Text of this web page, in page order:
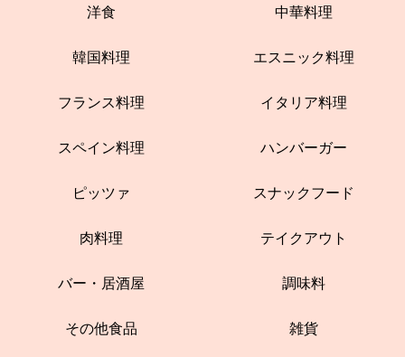
洋食 中華料理
韓国料理 エスニック料理
フランス料理 イタリア料理
スペイン料理 ハンバーガー
ピッツァ スナックフード
肉料理 テイクアウト
バー・居酒屋 調味料
その他食品 雑貨